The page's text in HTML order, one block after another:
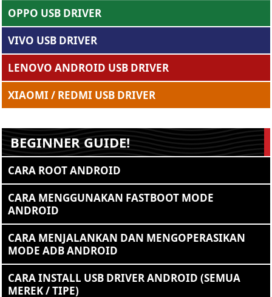
OPPO USB DRIVER
VIVO USB DRIVER
LENOVO ANDROID USB DRIVER
XIAOMI / REDMI USB DRIVER
BEGINNER GUIDE!
CARA ROOT ANDROID
CARA MENGGUNAKAN FASTBOOT MODE
ANDROID
CARA MENJALANKAN DAN MENGOPERASIKAN
MODE ADB ANDROID
CARA INSTALL USB DRIVER ANDROID (SEMUA
MEREK / TIPE)